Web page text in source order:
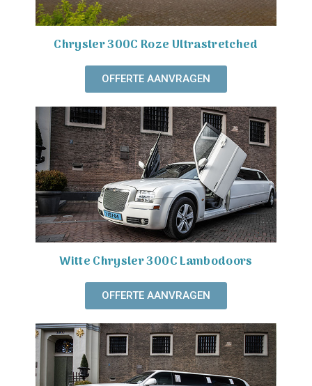
Chrysler 300C Roze Ultrastretched
OFFERTE AANVRAGEN
Witte Chrysler 300C Lambodoors
OFFERTE AANVRAGEN